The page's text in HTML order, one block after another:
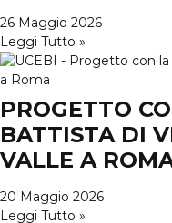
26 Maggio 2026
Leggi Tutto »
PROGETTO
BATTISTA DI
VALLE A
20 Maggio 2026
Leggi Tutto »